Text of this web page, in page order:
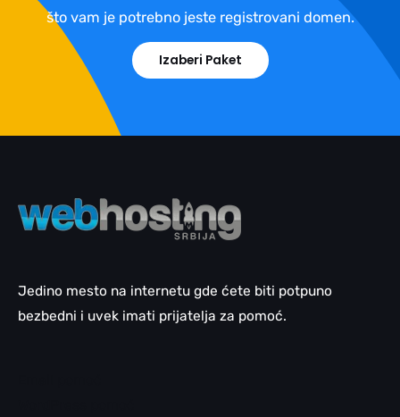
što vam je potrebno jeste registrovani domen.
Izaberi Paket
Jedino mesto na internetu gde ćete biti potpuno
bezbedni i uvek imati prijatelja za pomoć.